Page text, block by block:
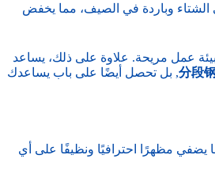
الشتاء وباردة في الصيف، مما يخفض
بيئة عمل مريحة. علاوة على ذلك، يساعد
分段, بل تحصل أيضًا على باب يساعدك
يضفي مظهرًا احترافيًا ونظيفًا على أي